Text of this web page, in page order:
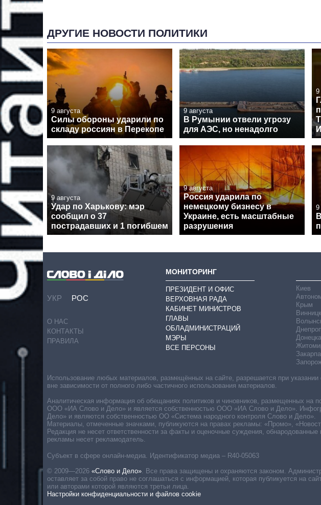
ДРУГИЕ НОВОСТИ ПОЛИТИКИ
9 августа
Силы обороны ударили по
складу россиян в Перекопе
9 августа
В Румынии отвели угрозу
для АЭС, но ненадолго
9
9 августа
Удар по Харькову: мэр
сообщил о 37
пострадавших и 1 погибшем
9 августа
Россия ударила по
немецкому бизнесу в
Украине, есть масштабные
разрушения
9
УКР РОС
О НАС
КОНТАКТЫ
ПРАВИЛА
МОНИТОРИНГ
ПРЕЗИДЕНТ И ОФИС
ВЕРХОВНАЯ РАДА
КАБИНЕТ МИНИСТРОВ
ГЛАВЫ
ОБЛАДМИНИСТРАЦИЙ
МЭРЫ
ВСЕ ПЕРСОНЫ
Киев
Крым
Субъект в сфере онлайн-медиа. Идентификатор медиа – R40-05063
© 2009—2026 «Слово и Дело»
Все права защищены и охраняются законом.
оставляет за собой право не соглашаться с информацией, которая публикуется на
или авторами которой являются третьи лица.
Настройки конфиденциальности и файлов cookie
Использование любых материалов, размещённых на сайте, разрешается при
вне зависимости от полного либо частичного использования материалов.
Аналитическая информация об обещаниях политиков и чиновников, размещенных на
ООО «ИА Слово и Дело» и является собственностью ООО «ИА Слово и Дело».
Дело» и являются собственностью ОО «Система народного контроля Слово и Дело».
Материалы, отмеченные значками, публикуются на правах рекламы: «Промо»,
Редакция не несет ответственности за факты и оценочные суждения,
рекламы несет рекламодатель.